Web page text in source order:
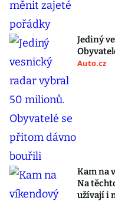
Jediný
Auto.cz
Kam na
Na
užívají i